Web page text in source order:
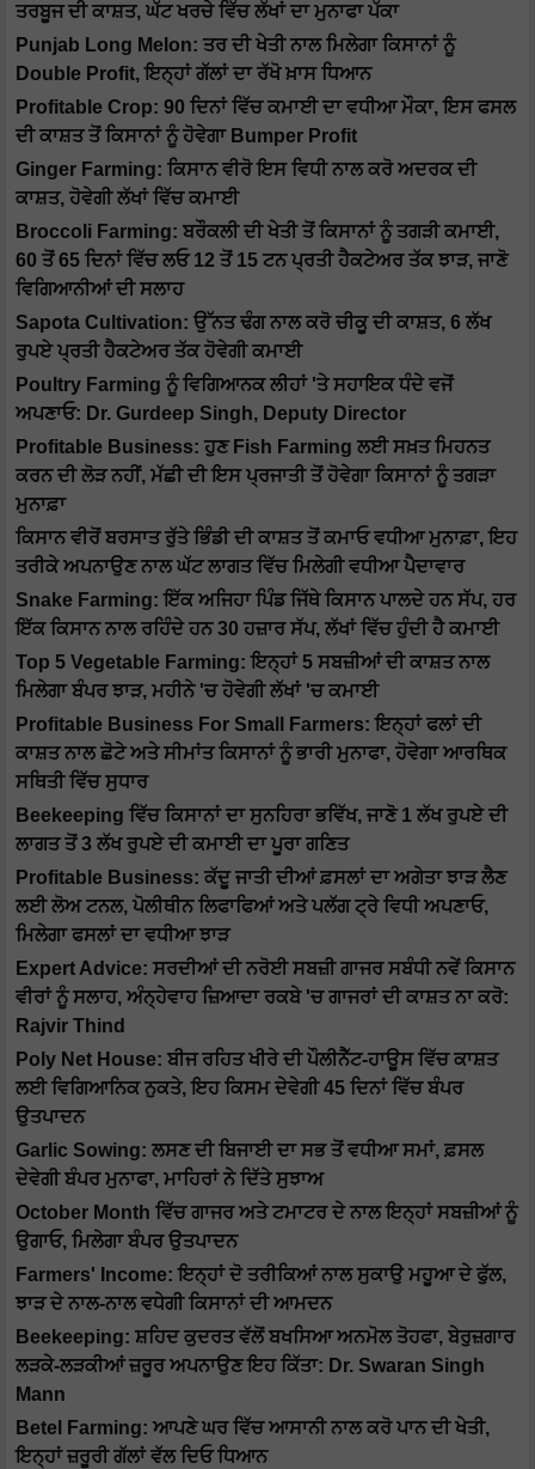
ਤਰਬੂਜ ਦੀ ਕਾਸ਼ਤ, ਘੱਟ ਖਰਚੇ ਵਿੱਚ ਲੱਖਾਂ ਦਾ ਮੁਨਾਫਾ ਪੱਕਾ
Punjab Long Melon: ਤਰ ਦੀ ਖੇਤੀ ਨਾਲ ਮਿਲੇਗਾ ਕਿਸਾਨਾਂ ਨੂੰ
Double Profit, ਇਨ੍ਹਾਂ ਗੱਲਾਂ ਦਾ ਰੱਖੋ ਖ਼ਾਸ ਧਿਆਨ
Profitable Crop: 90 ਦਿਨਾਂ ਵਿੱਚ ਕਮਾਈ ਦਾ ਵਧੀਆ ਮੌਕਾ, ਇਸ ਫਸਲ
ਦੀ ਕਾਸ਼ਤ ਤੋਂ ਕਿਸਾਨਾਂ ਨੂੰ ਹੋਵੇਗਾ Bumper Profit
Ginger Farming: ਕਿਸਾਨ ਵੀਰੋ ਇਸ ਵਿਧੀ ਨਾਲ ਕਰੋ ਅਦਰਕ ਦੀ
ਕਾਸ਼ਤ, ਹੋਵੇਗੀ ਲੱਖਾਂ ਵਿੱਚ ਕਮਾਈ
Broccoli Farming: ਬਰੌਕਲੀ ਦੀ ਖੇਤੀ ਤੋਂ ਕਿਸਾਨਾਂ ਨੂੰ ਤਗੜੀ ਕਮਾਈ,
60 ਤੋਂ 65 ਦਿਨਾਂ ਵਿੱਚ ਲਓ 12 ਤੋਂ 15 ਟਨ ਪ੍ਰਤੀ ਹੈਕਟੇਅਰ ਤੱਕ ਝਾੜ, ਜਾਣੋ
ਵਿਗਿਆਨੀਆਂ ਦੀ ਸਲਾਹ
Sapota Cultivation: ਉੱਨਤ ਢੰਗ ਨਾਲ ਕਰੋ ਚੀਕੂ ਦੀ ਕਾਸ਼ਤ, 6 ਲੱਖ
ਰੁਪਏ ਪ੍ਰਤੀ ਹੈਕਟੇਅਰ ਤੱਕ ਹੋਵੇਗੀ ਕਮਾਈ
Poultry Farming ਨੂੰ ਵਿਗਿਆਨਕ ਲੀਹਾਂ 'ਤੇ ਸਹਾਇਕ ਧੰਦੇ ਵਜੋਂ
ਅਪਣਾਓ: Dr. Gurdeep Singh, Deputy Director
Profitable Business: ਹੁਣ Fish Farming ਲਈ ਸਖ਼ਤ ਮਿਹਨਤ
ਕਰਨ ਦੀ ਲੋੜ ਨਹੀਂ, ਮੱਛੀ ਦੀ ਇਸ ਪ੍ਰਜਾਤੀ ਤੋਂ ਹੋਵੇਗਾ ਕਿਸਾਨਾਂ ਨੂੰ ਤਗੜਾ
ਮੁਨਾਫ਼ਾ
ਕਿਸਾਨ ਵੀਰੋਂ ਬਰਸਾਤ ਰੁੱਤੇ ਭਿੰਡੀ ਦੀ ਕਾਸ਼ਤ ਤੋਂ ਕਮਾਓ ਵਧੀਆ ਮੁਨਾਫ਼ਾ, ਇਹ
ਤਰੀਕੇ ਅਪਨਾਉਣ ਨਾਲ ਘੱਟ ਲਾਗਤ ਵਿੱਚ ਮਿਲੇਗੀ ਵਧੀਆ ਪੈਦਾਵਾਰ
Snake Farming: ਇੱਕ ਅਜਿਹਾ ਪਿੰਡ ਜਿੱਥੇ ਕਿਸਾਨ ਪਾਲਦੇ ਹਨ ਸੱਪ, ਹਰ
ਇੱਕ ਕਿਸਾਨ ਨਾਲ ਰਹਿੰਦੇ ਹਨ 30 ਹਜ਼ਾਰ ਸੱਪ, ਲੱਖਾਂ ਵਿੱਚ ਹੁੰਦੀ ਹੈ ਕਮਾਈ
Top 5 Vegetable Farming: ਇਨ੍ਹਾਂ 5 ਸਬਜ਼ੀਆਂ ਦੀ ਕਾਸ਼ਤ ਨਾਲ
ਮਿਲੇਗਾ ਬੰਪਰ ਝਾੜ, ਮਹੀਨੇ 'ਚ ਹੋਵੇਗੀ ਲੱਖਾਂ 'ਚ ਕਮਾਈ
Profitable Business For Small Farmers: ਇਨ੍ਹਾਂ ਫਲਾਂ ਦੀ
ਕਾਸ਼ਤ ਨਾਲ ਛੋਟੇ ਅਤੇ ਸੀਮਾਂਤ ਕਿਸਾਨਾਂ ਨੂੰ ਭਾਰੀ ਮੁਨਾਫਾ, ਹੋਵੇਗਾ ਆਰਥਿਕ
ਸਥਿਤੀ ਵਿੱਚ ਸੁਧਾਰ
Beekeeping ਵਿੱਚ ਕਿਸਾਨਾਂ ਦਾ ਸੁਨਹਿਰਾ ਭਵਿੱਖ, ਜਾਣੋ 1 ਲੱਖ ਰੁਪਏ ਦੀ
ਲਾਗਤ ਤੋਂ 3 ਲੱਖ ਰੁਪਏ ਦੀ ਕਮਾਈ ਦਾ ਪੂਰਾ ਗਣਿਤ
Profitable Business: ਕੱਦੂ ਜਾਤੀ ਦੀਆਂ ਫ਼ਸਲਾਂ ਦਾ ਅਗੇਤਾ ਝਾੜ ਲੈਣ
ਲਈ ਲੋਅ ਟਨਲ, ਪੋਲੀਥੀਨ ਲਿਫਾਫਿਆਂ ਅਤੇ ਪਲੱਗ ਟ੍ਰੇ ਵਿਧੀ ਅਪਣਾਓ,
ਮਿਲੇਗਾ ਫਸਲਾਂ ਦਾ ਵਧੀਆ ਝਾੜ
Expert Advice: ਸਰਦੀਆਂ ਦੀ ਨਰੋਈ ਸਬਜ਼ੀ ਗਾਜਰ ਸਬੰਧੀ ਨਵੇਂ ਕਿਸਾਨ
ਵੀਰਾਂ ਨੂੰ ਸਲਾਹ, ਅੰਨ੍ਹੇਵਾਹ ਜ਼ਿਆਦਾ ਰਕਬੇ 'ਚ ਗਾਜਰਾਂ ਦੀ ਕਾਸ਼ਤ ਨਾ ਕਰੋ:
Rajvir Thind
Poly Net House: ਬੀਜ ਰਹਿਤ ਖੀਰੇ ਦੀ ਪੌਲੀਨੈੱਟ-ਹਾਊਸ ਵਿੱਚ ਕਾਸ਼ਤ
ਲਈ ਵਿਗਿਆਨਿਕ ਨੁਕਤੇ, ਇਹ ਕਿਸਮ ਦੇਵੇਗੀ 45 ਦਿਨਾਂ ਵਿੱਚ ਬੰਪਰ
ਉਤਪਾਦਨ
Garlic Sowing: ਲਸਣ ਦੀ ਬਿਜਾਈ ਦਾ ਸਭ ਤੋਂ ਵਧੀਆ ਸਮਾਂ, ਫ਼ਸਲ
ਦੇਵੇਗੀ ਬੰਪਰ ਮੁਨਾਫਾ, ਮਾਹਿਰਾਂ ਨੇ ਦਿੱਤੇ ਸੁਝਾਅ
October Month ਵਿੱਚ ਗਾਜਰ ਅਤੇ ਟਮਾਟਰ ਦੇ ਨਾਲ ਇਨ੍ਹਾਂ ਸਬਜ਼ੀਆਂ ਨੂੰ
ਉਗਾਓ, ਮਿਲੇਗਾ ਬੰਪਰ ਉਤਪਾਦਨ
Farmers' Income: ਇਨ੍ਹਾਂ ਦੋ ਤਰੀਕਿਆਂ ਨਾਲ ਸੁਕਾਉ ਮਹੂਆ ਦੇ ਫੁੱਲ,
ਝਾੜ ਦੇ ਨਾਲ-ਨਾਲ ਵਧੇਗੀ ਕਿਸਾਨਾਂ ਦੀ ਆਮਦਨ
Beekeeping: ਸ਼ਹਿਦ ਕੁਦਰਤ ਵੱਲੋਂ ਬਖਸਿਆ ਅਨਮੋਲ ਤੋਹਫਾ, ਬੇਰੁਜ਼ਗਾਰ
ਲੜਕੇ-ਲੜਕੀਆਂ ਜ਼ਰੂਰ ਅਪਨਾਉਣ ਇਹ ਕਿੱਤਾ: Dr. Swaran Singh
Mann
Betel Farming: ਆਪਣੇ ਘਰ ਵਿੱਚ ਆਸਾਨੀ ਨਾਲ ਕਰੋ ਪਾਨ ਦੀ ਖੇਤੀ,
ਇਨ੍ਹਾਂ ਜ਼ਰੂਰੀ ਗੱਲਾਂ ਵੱਲ ਦਿਓ ਧਿਆਨ